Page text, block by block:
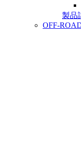
製品
OFF-